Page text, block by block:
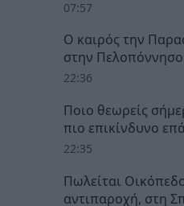
07:57
Ο καιρός την
στην Πελοπόννησο
22:36
Ποιο θεωρείς
πιο επικίνδυνο
22:35
Πωλείται
αντιπαροχή, στη